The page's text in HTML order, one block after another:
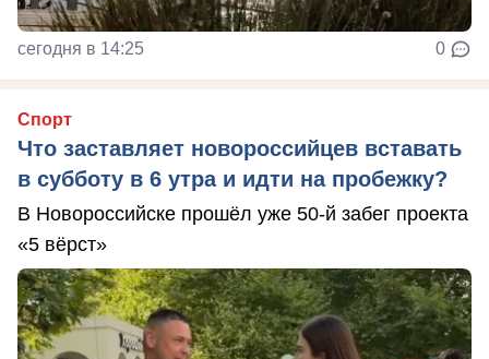
сегодня в 14:25 0
Спорт
Что заставляет новороссийцев вставать
в субботу в 6 утра и идти на пробежку?
В Новороссийске прошёл уже 50-й забег проекта
«5 вёрст»